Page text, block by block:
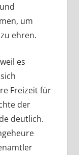
um
ehren.
es
Freizeit für
der
deutlich.